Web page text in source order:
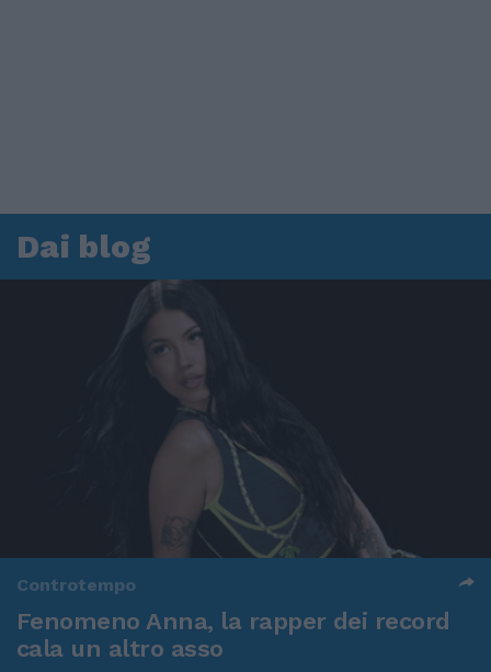
Dai blog
Controtempo
Fenomeno Anna, la rapper dei record
cala un altro asso